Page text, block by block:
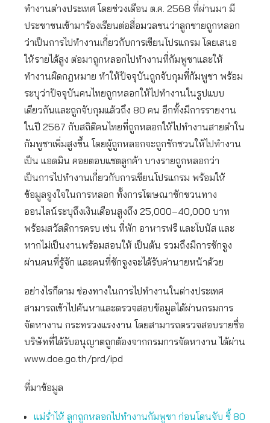
ทำงานต่างประเทศ โดยช่วงเดือน ต.ค. 2568 ที่ผ่านมา มี
ประชาชนเข้ามาร้องเรียนต่อสื่อมวลชนว่าลูกชายถูกหลอก
ว่าเป็นการไปทำงานเกี่ยวกับการเขียนโปรแกรม โดยเสนอ
ให้รายได้สูง ต่อมาถูกหลอกไปทำงานที่กัมพูชาและให้
ทำงานผิดกฎหมาย ทำให้ปัจจุบันถูกจับกุมที่กัมพูชา พร้อม
ระบุว่าปัจจุบันคนไทยถูกหลอกให้ไปทำงานในรูปแบบ
เดียวกันและถูกจับกุมแล้วถึง 80 คน อีกทั้งมีการรายงาน
ในปี 2567 กับสถิติคนไทยที่ถูกหลอกให้ไปทำงานสายดำใน
กัมพูชาเพิ่มสูงขึ้น โดยผู้ถูกหลอกจะถูกชักชวนให้ไปทำงาน
เป็น แอดมิน คอยตอบแชตลูกค้า บางรายถูกหลอกว่า
เป็นการไปทำงานเกี่ยวกับการเขียนโปรแกรม พร้อมให้
ข้อมูลจูงใจในการหลอก ทั้งการโฆษณาชักชวนทาง
ออนไลน์ระบุถึงเงินเดือนสูงถึง 25,000–40,000 บาท
พร้อมสวัสดิการครบ เช่น ที่พัก อาหารฟรี และโบนัส และ
หากไม่เป็นงานพร้อมสอนให้ เป็นต้น รวมถึงมีการชักจูง
ผ่านคนที่รู้จัก และคนที่ชักจูงจะได้รับค่านายหน้าด้วย
อย่างไรก็ตาม ช่องทางในการไปทำงานในต่างประเทศ
สามารถเข้าไปค้นหาและตรวจสอบข้อมูลได้ผ่านกรมการ
จัดหางาน กระทรวงแรงงาน โดยสามารถตรวจสอบรายชื่อ
บริษัทที่ได้รับอนุญาตถูกต้องจากกรมการจัดหางาน ได้ผ่าน
www.doe.go.th/prd/ipd
ที่มาข้อมูล
แม่ร่ำไห้ ลูกถูกหลอกไปทำงานกัมพูชา ก่อนโดนจับ ชี้ 80